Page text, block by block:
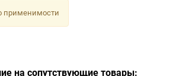
применимости
на сопутствующие товары: